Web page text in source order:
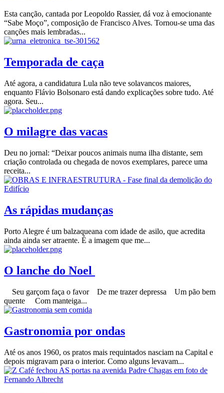
Esta canção, cantada por Leopoldo Rassier, dá voz à emocionante
“Sabe Moço”, composição de Francisco Alves. Tornou-se uma das
canções mais lembradas...
Temporada de caça
Até agora, a candidatura Lula não teve solavancos maiores,
enquanto Flávio Bolsonaro está dando explicações sobre tudo. Até
agora. Seu...
O milagre das vacas
Deu no jornal: “Deixar poucos animais numa ilha distante, sem
criação controlada ou chegada de novos exemplares, parece uma
receita...
As rápidas mudanças
Porto Alegre é um balzaqueana com idade de asilo, que acredita
ainda ainda ser atraente. É a imagem que me...
O lanche do Noel
Seu garçom faça o favor De me trazer depressa Um pão bem
quente Com manteiga...
Gastronomia por ondas
Até os anos 1960, os pratos mais requintados nasciam na Capital e
depois migravam para o interior. Como alguns levavam...